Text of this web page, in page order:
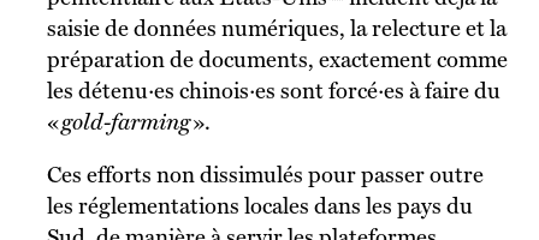
saisie de données numériques, la relecture et la
préparation de documents, exactement comme
les détenu·es chinois·es sont forcé·es à faire du
«gold-farming».
Ces efforts non dissimulés pour passer outre
les réglementations locales dans les pays du